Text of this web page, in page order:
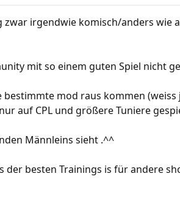
irgendwie komisch/anders wie
mit so einem guten Spiel nicht
mod raus kommen
auf CPL und größere Tuniere
Männleins sieht .^^
besten Trainings is für andere